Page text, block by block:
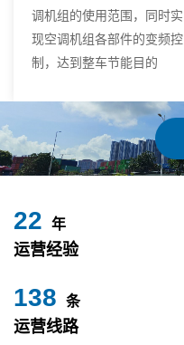
调机组的使用范围，同时实
现空调机组各部件的变频控
制，达到整车节能目的
24 年
运营经验
153 条
运营线路